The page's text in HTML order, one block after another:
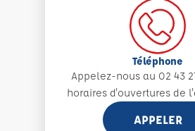
Téléphone
Appelez-nous au 02 43
horaires d'ouvertures de
APPELER